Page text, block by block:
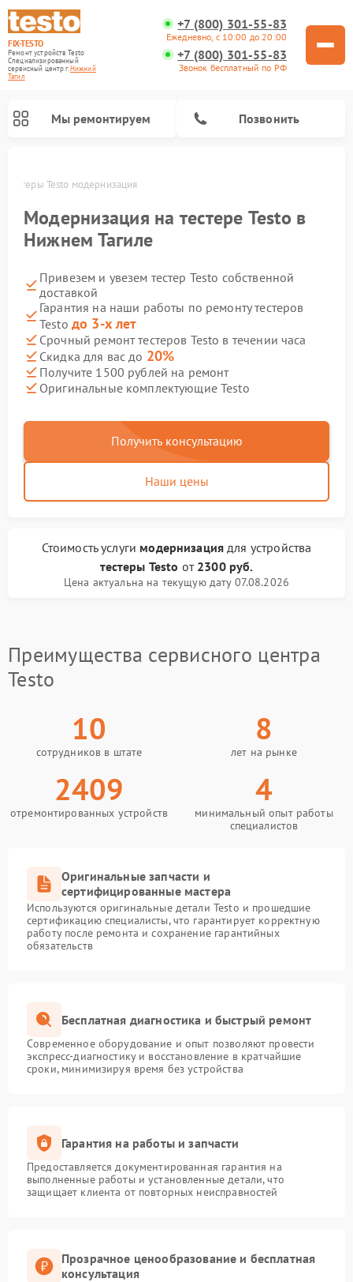
FIX-TESTO
Ремонт устройств Testo
Специализированный
cервисный центр г.Нижний
Тагил
+7 (800) 301-55-83
Ежедневно, с 10:00 до 20:00
+7 (800) 301-55-83
Звонок бесплатный по РФ
Мы ремонтируем Позвонить
Тестеры Testo модернизация
Модернизация на тестере Testo в
Нижнем Тагиле
Привезем и увезем тестер Testo собственной
доставкой
Гарантия на наши работы по ремонту тестеров
Testo до 3-х лет
Срочный ремонт тестеров Testo в течении часа
Скидка для вас до 20%
Получите 1500 рублей на ремонт
Оригинальные комплектующие Testo
Получить консультацию
Наши цены
Стоимость услуги модернизация для устройства
тестеры Testo от 2300 руб.
Цена актуальна на текущую дату 07.08.2026
Преимущества сервисного центра
Testo
10
сотрудников в штате
8
лет на рынке
2409
отремонтированных устройств
4
минимальный опыт работы
специалистов
Оригинальные запчасти и
сертифицированные мастера
Используются оригинальные детали Testo и прошедшие
сертификацию специалисты, что гарантирует корректную
работу после ремонта и сохранение гарантийных
обязательств
Бесплатная диагностика и быстрый ремонт
Современное оборудование и опыт позволяют провести
экспресс-диагностику и восстановление в кратчайшие
сроки, минимизируя время без устройства
Гарантия на работы и запчасти
Предоставляется документированная гарантия на
выполненные работы и установленные детали, что
защищает клиента от повторных неисправностей
Прозрачное ценообразование и бесплатная
консультация